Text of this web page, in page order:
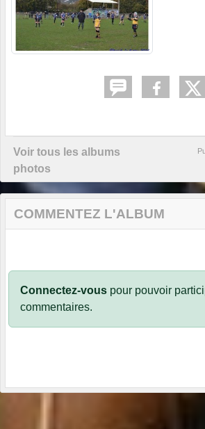
Voir tous les albums
photos
COMMENTEZ L'ALBUM
Connectez-vous pour pouvoir
commentaires.